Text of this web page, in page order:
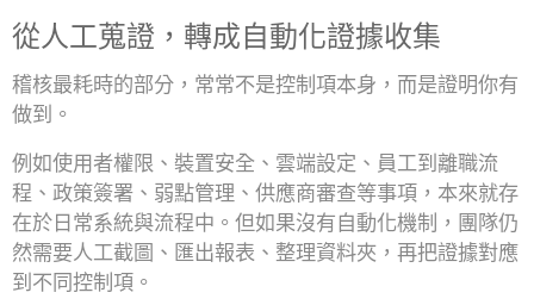
從人工蒐證，轉成自動化證據收集
稽核最耗時的部分，常常不是控制項本身，而是證明你有
做到。
例如使用者權限、裝置安全、雲端設定、員工到離職流
程、政策簽署、弱點管理、供應商審查等事項，本來就存
在於日常系統與流程中。但如果沒有自動化機制，團隊仍
然需要人工截圖、匯出報表、整理資料夾，再把證據對應
到不同控制項。